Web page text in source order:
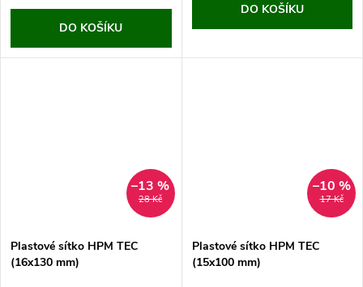
DO KOŠÍKU
DO KOŠÍKU
28 Kč
–13 %
Plastové sítko HPM TEC
(16x130 mm)
17 Kč
–10 %
Plastové sítko HPM TEC
(15x100 mm)